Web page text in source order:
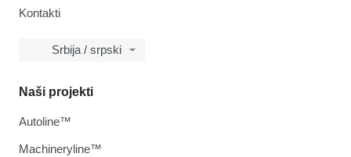
Kontakti
Srbija / srpski
Naši projekti
Autoline™
Machineryline™